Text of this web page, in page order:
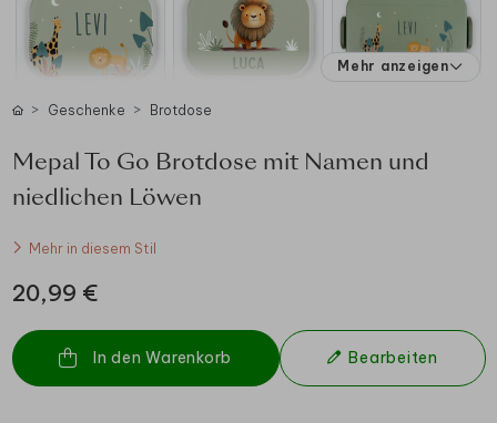
Mehr anzeigen
Geschenke Brotdose
Mepal To Go Brotdose mit Namen und
niedlichen Löwen
Mehr in diesem Stil
20,99 €
In den Warenkorb Bearbeiten